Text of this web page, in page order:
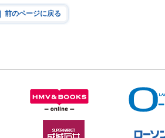
前のページに戻る